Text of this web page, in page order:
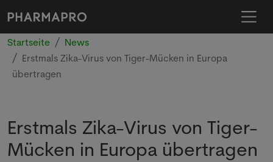
Startseite
News
Erstmals Zika-Virus von Tiger-Mücken in Europa
übertragen
Erstmals Zika-Virus von Tiger-
Mücken in Europa übertragen